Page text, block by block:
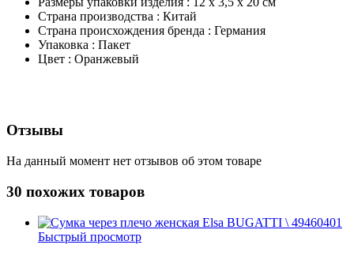
Страна производства : Китай
Страна происхождения бренда : Германия
Упаковка : Пакет
Цвет : Оранжевый
Отзывы
На данный момент нет отзывов об этом товаре
30 похожих товаров
Быстрый просмотр